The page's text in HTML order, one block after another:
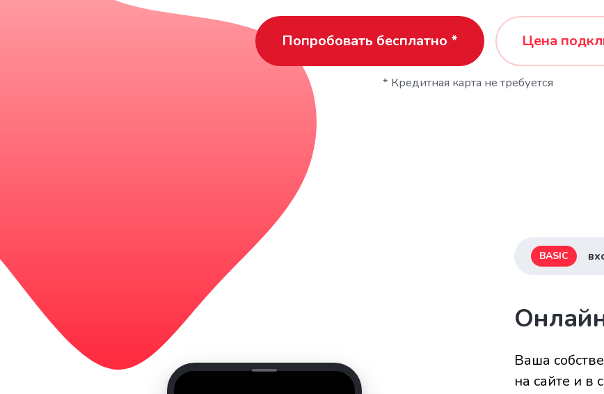
Попробовать бесплатно * Цена
* Кредитная карта не требуется
BASIC
Ваша
на сайте и в